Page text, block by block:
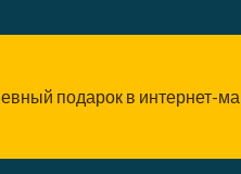
подарок в интернет-